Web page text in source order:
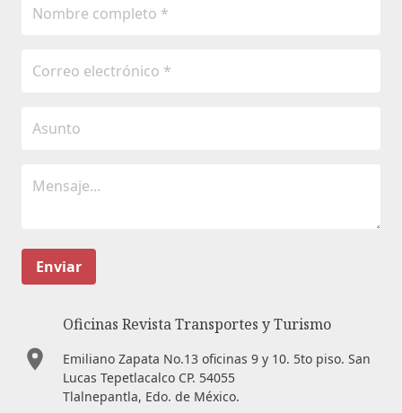
Enviar
Oficinas Revista Transportes y Turismo
Emiliano Zapata No.13 oficinas 9 y 10. 5to piso. San
Lucas Tepetlacalco CP. 54055
Tlalnepantla, Edo. de México.